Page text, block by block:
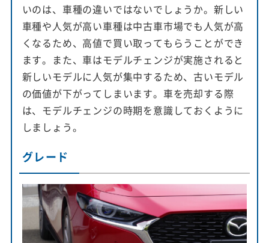
いのは、車種の違いではないでしょうか。新しい
車種や人気が高い車種は中古車市場でも人気が高
くなるため、高値で買い取ってもらうことができ
ます。また、車はモデルチェンジが実施されると
新しいモデルに人気が集中するため、古いモデル
の価値が下がってしまいます。車を売却する際
は、モデルチェンジの時期を意識しておくように
しましょう。
グレード